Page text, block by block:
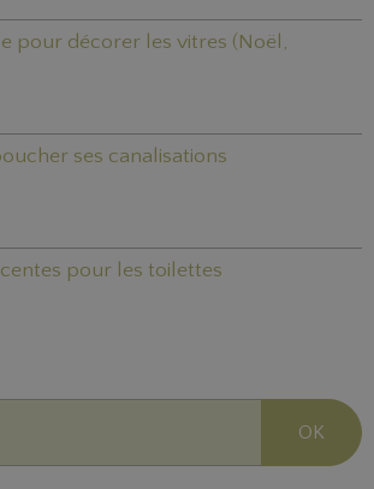
pour décorer les vitres (Noël,
ses canalisations
pour les toilettes
OK